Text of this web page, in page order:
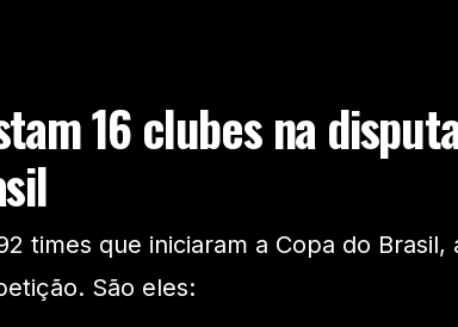
16 clubes na
times que iniciaram a Copa do Brasil,
São eles: